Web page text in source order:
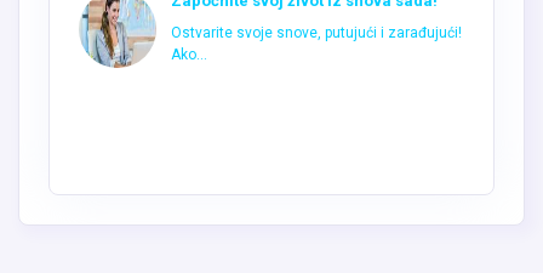
Ostvarite svoje snove, putujući i zarađujući!
Ako...